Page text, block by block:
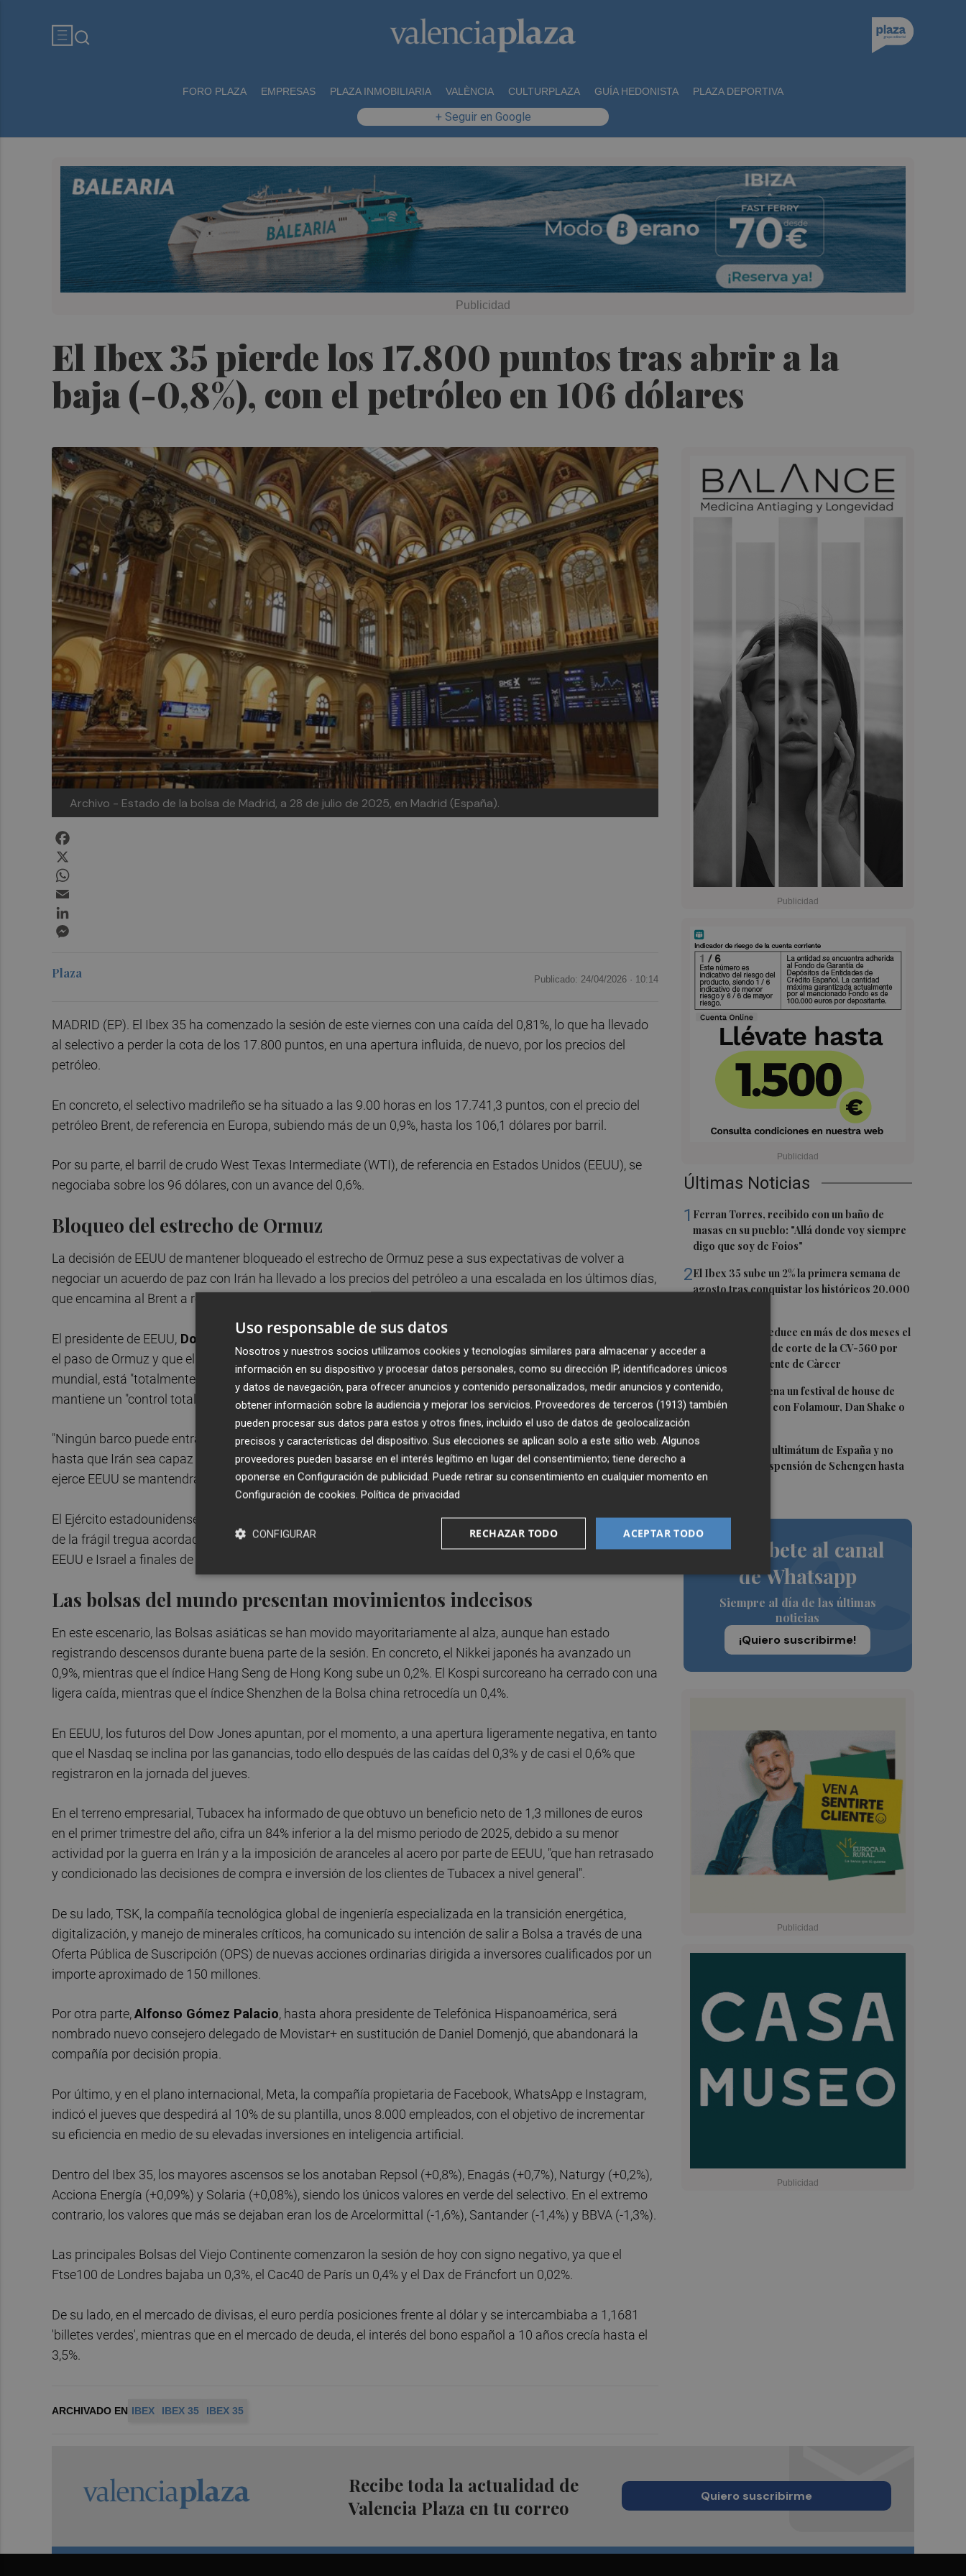
FORO PLAZA EMPRESAS PLAZA INMOBILIARIA VALÈNCIA CULTURPLAZA GUÍA HEDONISTA PLAZA DEPORTIVA
+ Seguir en Google
El Ibex 35 pierde los 17.800 puntos tras abrir a la
baja (-0,8%), con el petróleo en 106 dólares
Archivo - Estado de la bolsa de Madrid, a 28 de julio de 2025, en Madrid (España).
Últimas Noticias
1 Ferran Torres, recibido con un baño de
masas en su pueblo: "Allá donde voy siempre
digo que soy de Foios"
2El Ibex 35 sube un 2% la primera semana de
agosto tras conquistar los históricos 20.000
La Diputación reduce en más de dos meses el
tiempo previsto de corte de la CV-560 por
las obras del puente de Càrcer
4Roig Arena estrena un festival de house de
más de 10 horas con Folamour, Dan Shake o
5 Italia rechaza el ultimátum de España y no
reevaluará la suspensión de Schengen hasta
el 15 de agosto
Suscríbete al canal
de Whatsapp
Siempre al día de las últimas
noticias
¡Quiero suscribirme!
Plaza Publicado: 24/04/2026 · 10:14
MADRID (EP). El Ibex 35 ha comenzado la sesión de este viernes con una caída del 0,81%, lo que ha llevado
al selectivo a perder la cota de los 17.800 puntos, en una apertura influida, de nuevo, por los precios del
petróleo.
En concreto, el selectivo madrileño se ha situado a las 9.00 horas en los 17.741,3 puntos, con el precio del
petróleo Brent, de referencia en Europa, subiendo más de un 0,9%, hasta los 106,1 dólares por barril.
Por su parte, el barril de crudo West Texas Intermediate (WTI), de referencia en Estados Unidos (EEUU), se
negociaba sobre los 96 dólares, con un avance del 0,6%.
Bloqueo del estrecho de Ormuz
La decisión de EEUU de mantener bloqueado el estrecho de Ormuz pese a sus expectativas de volver a
negociar un acuerdo de paz con Irán ha llevado a los precios del petróleo a una escalada en los últimos días,
que encamina al Brent a registrar esta semana un alza de dos dígitos, cercana al 18%.
El presidente de EEUU, Donald Trump , ha reiterado este pasado jueves que EEUU mantiene el control sobre
el paso de Ormuz y que el estratégico estrecho, por el que circula una cuarta parte del petróleo y el gas
mundial, está "totalmente sellado". El jefe de la Casa Blanca ha subrayado que el Ejército estadounidense
mantiene un "control total" sobre el estrecho de Ormuz.
"Ningún barco puede entrar o salir sin la aprobación de la Marina de EEUU. Está 'completamente sellado',
hasta que Irán sea capaz de llegar a un acuerdo", ha señalado, incidiendo en que el bloqueo perimetral que
ejerce EEUU se mantendrá hasta que Teherán se avenga a un pacto con Washington.
El Ejército estadounidense ha confirmado la llegada de un tercer portaaviones a Oriente Próximo en medio
de la frágil tregua acordada con Irán, que entró en vigor el pasado 8 de abril tras la ofensiva lanzada por
EEUU e Israel a finales de febrero.
Las bolsas del mundo presentan movimientos indecisos
En este escenario, las Bolsas asiáticas se han movido mayoritariamente al alza, aunque han estado
registrando descensos durante buena parte de la sesión. En concreto, el Nikkei japonés ha avanzado un
0,9%, mientras que el índice Hang Seng de Hong Kong sube un 0,2%. El Kospi surcoreano ha cerrado con una
ligera caída, mientras que el índice Shenzhen de la Bolsa china retrocedía un 0,4%.
En EEUU, los futuros del Dow Jones apuntan, por el momento, a una apertura ligeramente negativa, en tanto
que el Nasdaq se inclina por las ganancias, todo ello después de las caídas del 0,3% y de casi el 0,6% que
registraron en la jornada del jueves.
En el terreno empresarial, Tubacex ha informado de que obtuvo un beneficio neto de 1,3 millones de euros
en el primer trimestre del año, cifra un 84% inferior a la del mismo periodo de 2025, debido a su menor
actividad por la guerra en Irán y a la imposición de aranceles al acero por parte de EEUU, "que han retrasado
y condicionado las decisiones de compra e inversión de los clientes de Tubacex a nivel general".
De su lado, TSK, la compañía tecnológica global de ingeniería especializada en la transición energética,
digitalización, y manejo de minerales críticos, ha comunicado su intención de salir a Bolsa a través de una
Oferta Pública de Suscripción (OPS) de nuevas acciones ordinarias dirigida a inversores cualificados por un
importe aproximado de 150 millones.
Por otra parte,Alfonso Gómez Palacio, hasta ahora presidente de Telefónica Hispanoamérica, será
nombrado nuevo consejero delegado de Movistar+ en sustitución de Daniel Domenjó, que abandonará la
compañía por decisión propia.
Por último, y en el plano internacional, Meta, la compañía propietaria de Facebook, WhatsApp e Instagram,
indicó el jueves que despedirá al 10% de su plantilla, unos 8.000 empleados, con el objetivo de incrementar
su eficiencia en medio de su elevadas inversiones en inteligencia artificial.
Dentro del Ibex 35, los mayores ascensos se los anotaban Repsol (+0,8%), Enagás (+0,7%), Naturgy (+0,2%),
Acciona Energía (+0,09%) y Solaria (+0,08%), siendo los únicos valores en verde del selectivo. En el extremo
contrario, los valores que más se dejaban eran los de Arcelormittal (-1,6%), Santander (-1,4%) y BBVA (-1,3%).
Las principales Bolsas del Viejo Continente comenzaron la sesión de hoy con signo negativo, ya que el
Ftse100 de Londres bajaba un 0,3%, el Cac40 de París un 0,4% y el Dax de Fráncfort un 0,02%.
De su lado, en el mercado de divisas, el euro perdía posiciones frente al dólar y se intercambiaba a 1,1681
'billetes verdes', mientras que en el mercado de deuda, el interés del bono español a 10 años crecía hasta el
3,5%.
ARCHIVADO EN IBEX IBEX 35 IBEX 35
Recibe toda la actualidad de
Valencia Plaza en tu correo
Quiero suscribirme
Uso responsable de sus datos
Nosotros y nuestros socios utilizamos cookies y tecnologías similares para almacenar y acceder a
información en su dispositivo y procesar datos personales, como su dirección IP, identificadores únicos
y datos de navegación, para ofrecer anuncios y contenido personalizados, medir anuncios y contenido,
obtener información sobre la audiencia y mejorar los servicios. Proveedores de terceros (1913) también
pueden procesar sus datos para estos y otros fines, incluido el uso de datos de geolocalización
precisos y características del dispositivo. Sus elecciones se aplican solo a este sitio web. Algunos
proveedores pueden basarse en el interés legítimo en lugar del consentimiento; tiene derecho a
oponerse en Configuración de publicidad. Puede retirar su consentimiento en cualquier momento en
Configuración de cookies. Política de privacidad
ACEPTAR TODO
RECHAZAR TODO
CONFIGURAR